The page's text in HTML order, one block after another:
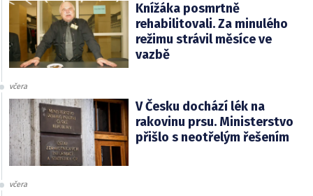
Knížáka posmrtně
rehabilitovali. Za minulého
režimu strávil měsíce ve
vazbě
včera
V Česku dochází lék na
rakovinu prsu. Ministerstvo
přišlo s neotřelým řešením
včera